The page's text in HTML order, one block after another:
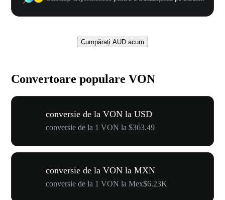
Cumpărați AUD acum
Convertoare populare VON
conversie de la VON la USD
conversie de la 1 VON la $363.49
conversie de la VON la MXN
conversie de la 1 VON la Mex$6.23K